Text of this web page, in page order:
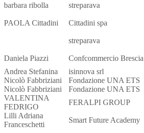
barbara ribolla streparava
PAOLA Cittadini Cittadini spa
streparava
Daniela Piazzi Confcommercio Brescia
Andrea Stefanina
isinnova srl
Nicolò Fabbriziani
Fondazione UNA ETS
Nicolò Fabbriziani
Fondazione UNA ETS
VALENTINA
FEDRIGO
FERALPI GROUP
Lilli Adriana
Franceschetti
Smart Future Academy